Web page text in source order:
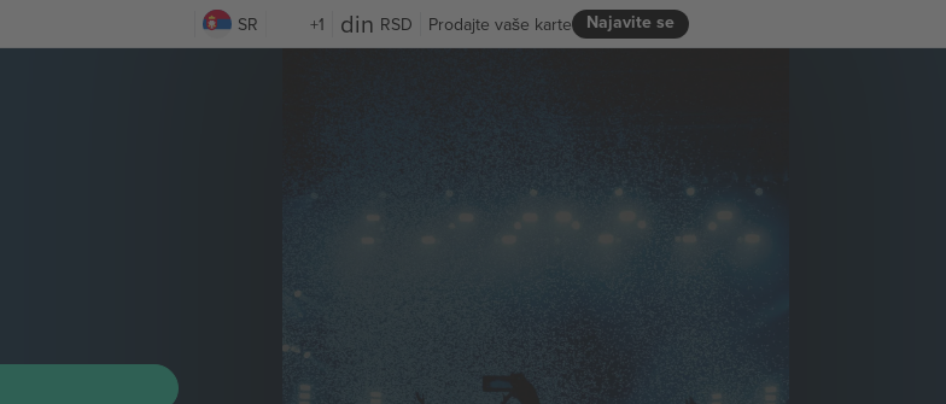
SR +1 RSD Najavite se
Prodajte vaše karte